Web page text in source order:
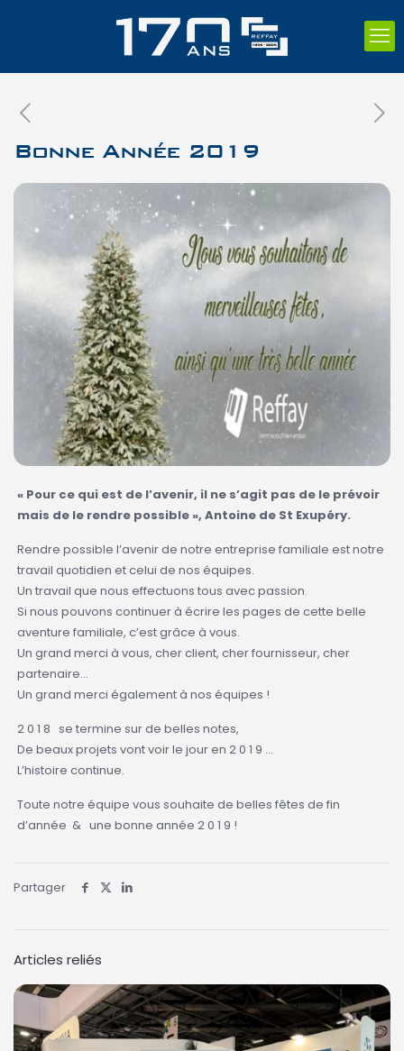
Bonne Année 2019
« Pour ce qui est de l’avenir, il ne s’agit pas de le prévoir
mais de le rendre possible », Antoine de St Exupéry.
Rendre possible l’avenir de notre entreprise familiale est notre
travail quotidien et celui de nos équipes.
Un travail que nous effectuons tous avec passion.
Si nous pouvons continuer à écrire les pages de cette belle
aventure familiale, c’est grâce à vous.
Un grand merci à vous, cher client, cher fournisseur, cher
partenaire…
Un grand merci également à nos équipes !
2 0 1 8 se termine sur de belles notes,
De beaux projets vont voir le jour en 2 0 1 9 …
L’histoire continue.
Toute notre équipe vous souhaite de belles fêtes de fin
d’année & une bonne année 2 0 1 9 !
Partager
Articles reliés